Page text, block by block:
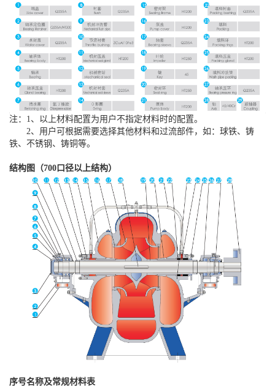
注：1、以上材料配置为用户不指定材料时的配置。
2、用户可根据需要选择其他材料和过流部件，如：球铁、铸
铁、不锈钢、铸铜等。
结构图（700口径以上结构）
序号名称及常规材料表